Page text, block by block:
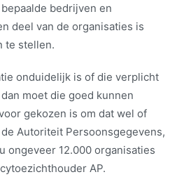
bedrijven en
deel van de organisaties is
te stellen.
onduidelijk is of die verplicht
moet die goed kunnen
gekozen is om dat wel of
Autoriteit Persoonsgegevens,
ongeveer 12.000 organisaties
AP.